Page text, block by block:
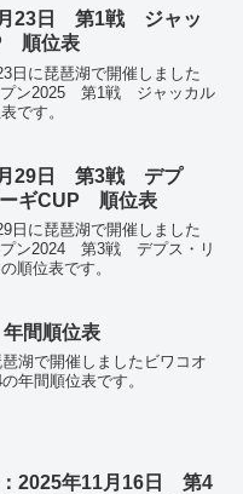
23日 第1戦 ジャッ
順位表
日に琵琶湖で開催しました
プン2025 第1戦 ジャッカル
です。
29日 第3戦 デプ
ーギCUP 順位表
日に琵琶湖で開催しました
プン2024 第3戦 デプス・リ
順位表です。
間順位表
湖で開催しましたビワコオ
年間順位表です。
2025年11月16日 第4